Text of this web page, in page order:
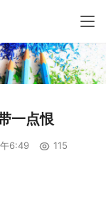
一点恨
6:49 115